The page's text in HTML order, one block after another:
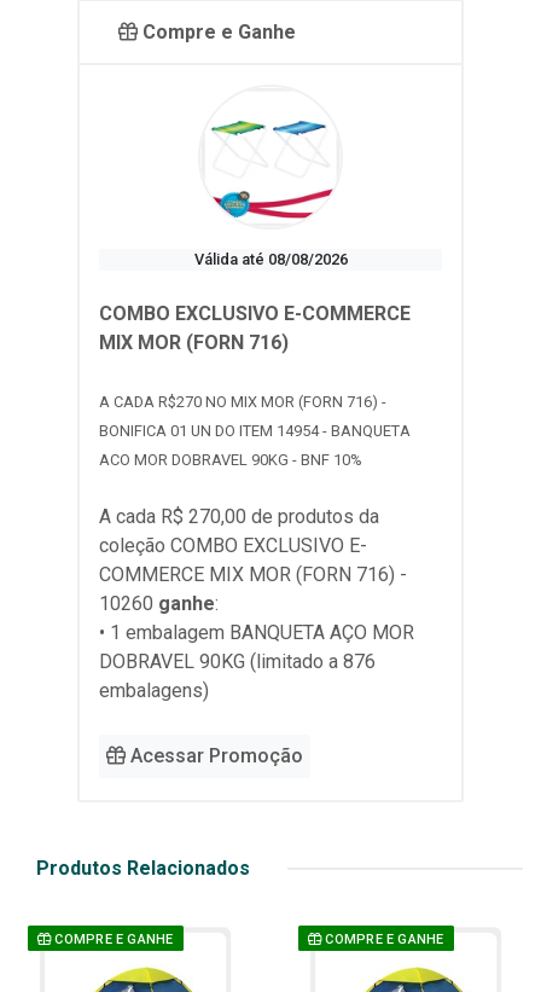
Compre e Ganhe
Válida até 08/08/2026
COMBO EXCLUSIVO E-COMMERCE
MIX MOR (FORN 716)
A CADA R$270 NO MIX MOR (FORN 716) -
BONIFICA 01 UN DO ITEM 14954 - BANQUETA
ACO MOR DOBRAVEL 90KG - BNF 10%
A cada R$ 270,00 de produtos da
coleção COMBO EXCLUSIVO E-
COMMERCE MIX MOR (FORN 716) -
10260 ganhe:
• 1 embalagem BANQUETA AÇO MOR
DOBRAVEL 90KG (limitado a 876
embalagens)
Acessar Promoção
Produtos Relacionados
COMPRE E GANHE COMPRE E GANHE